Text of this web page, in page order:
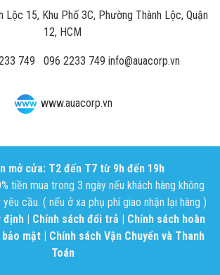
Lộc 15, Khu Phố 3C, Phường Thành Lộc, Quận
12, HCM
749 096 2233 749 info@auacorp.vn
www.auacorp.vn
mở cửa: T2 đến T7 từ 9h đến 19h
tiền mua trong 3 ngày nếu khách hàng không
cầu. ( nếu ở xa phụ phí giao nhận lại hàng )
định
Chính sách đổi trả
Chính sách hoàn
bảo mật
Chính sách Vận Chuyển và Thanh
Toán